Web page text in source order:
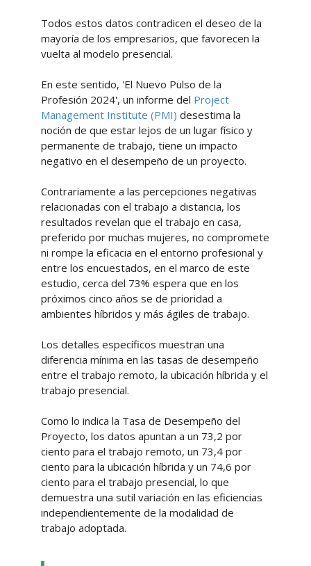
Todos estos datos contradicen el deseo de la
mayoría de los empresarios, que favorecen la
vuelta al modelo presencial.
En este sentido, 'El Nuevo Pulso de la
Profesión 2024', un informe del Project
Management Institute (PMI) desestima la
noción de que estar lejos de un lugar físico y
permanente de trabajo, tiene un impacto
negativo en el desempeño de un proyecto.
Contrariamente a las percepciones negativas
relacionadas con el trabajo a distancia, los
resultados revelan que el trabajo en casa,
preferido por muchas mujeres, no compromete
ni rompe la eficacia en el entorno profesional y
entre los encuestados, en el marco de este
estudio, cerca del 73% espera que en los
próximos cinco años se de prioridad a
ambientes híbridos y más ágiles de trabajo.
Los detalles específicos muestran una
diferencia mínima en las tasas de desempeño
entre el trabajo remoto, la ubicación híbrida y el
trabajo presencial.
Como lo indica la Tasa de Desempeño del
Proyecto, los datos apuntan a un 73,2 por
ciento para el trabajo remoto, un 73,4 por
ciento para la ubicación híbrida y un 74,6 por
ciento para el trabajo presencial, lo que
demuestra una sutil variación en las eficiencias
independientemente de la modalidad de
trabajo adoptada.